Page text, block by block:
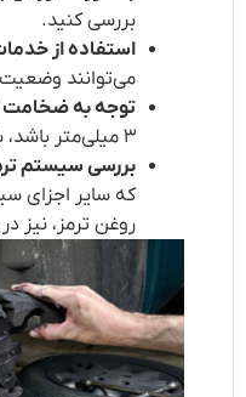
بررسی کنید.
استفاده از
می‌توانند وضعیت
توجه به
۳ میلی‌متر باشد، باید فوراً تعویض شود.
بررسی سیستم
که سایر اجزای
روغن ترمز،